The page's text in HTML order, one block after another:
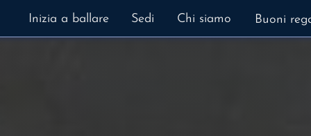
Inizia a ballare Sedi Chi siamo Buoni